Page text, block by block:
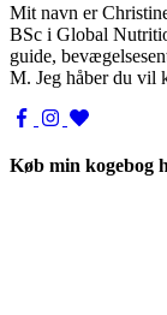
Mit navn er
BSc i Global
guide,
M. Jeg håber du vil
Køb min kogebog